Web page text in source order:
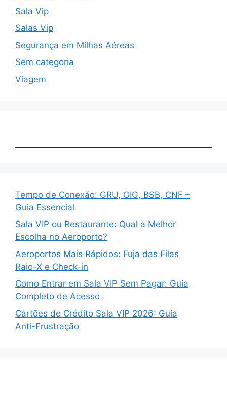
Sala Vip
Salas Vip
Segurança em Milhas Aéreas
Sem categoria
Viagem
Tempo de Conexão: GRU, GIG, BSB, CNF –
Guia Essencial
Sala VIP ou Restaurante: Qual a Melhor
Escolha no Aeroporto?
Aeroportos Mais Rápidos: Fuja das Filas
Raio-X e Check-in
Como Entrar em Sala VIP Sem Pagar: Guia
Completo de Acesso
Cartões de Crédito Sala VIP 2026: Guia
Anti-Frustração